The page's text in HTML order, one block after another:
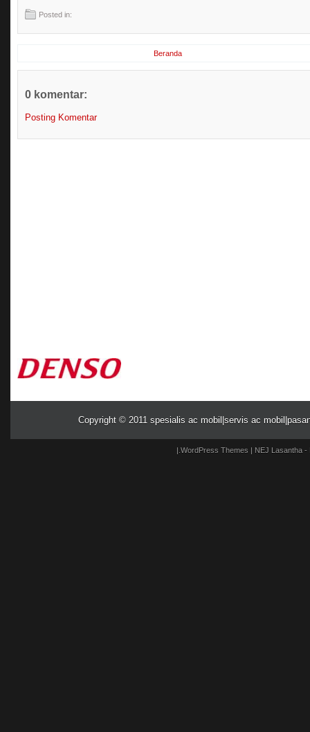
Posted in:
Beranda
0 komentar:
Posting Komentar
Copyright © 2011 spesialis ac mobil|servis ac
|. WordPress Themes | NEJ Lasantha-